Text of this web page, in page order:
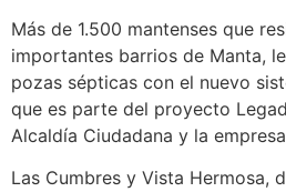
Más de 1.500 mantenses que
importantes barrios de Manta,
pozas sépticas con el nuevo
que es parte del proyecto
Alcaldía Ciudadana y la
Las Cumbres y Vista Hermosa,